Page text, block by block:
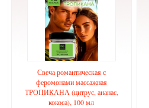
Свеча романтическая с
феромонами массажная
ТРОПИКАНА (цитрус, ананас,
кокоса), 100 мл